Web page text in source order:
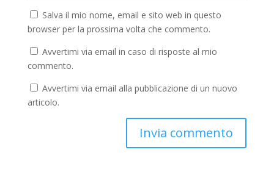
Salva il mio nome, email e sito web in questo
browser per la prossima volta che commento.
Avvertimi via email in caso di risposte al mio
commento.
Avvertimi via email alla pubblicazione di un nuovo
articolo.